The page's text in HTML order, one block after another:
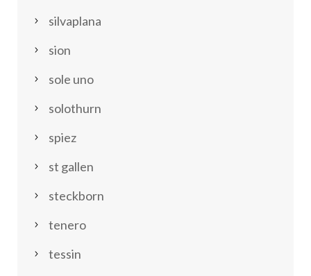
silvaplana
sion
sole uno
solothurn
spiez
st gallen
steckborn
tenero
tessin